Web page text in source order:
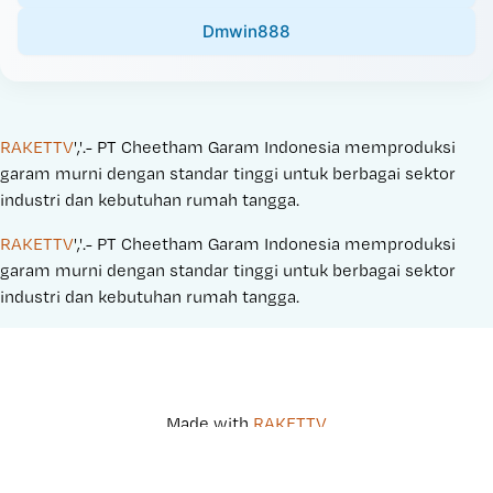
Dmwin888
RAKETTV','.- PT Cheetham Garam Indonesia memproduksi
garam murni dengan standar tinggi untuk berbagai sektor
industri dan kebutuhan rumah tangga.
RAKETTV','.- PT Cheetham Garam Indonesia memproduksi
garam murni dengan standar tinggi untuk berbagai sektor
industri dan kebutuhan rumah tangga.
Made with RAKETTV